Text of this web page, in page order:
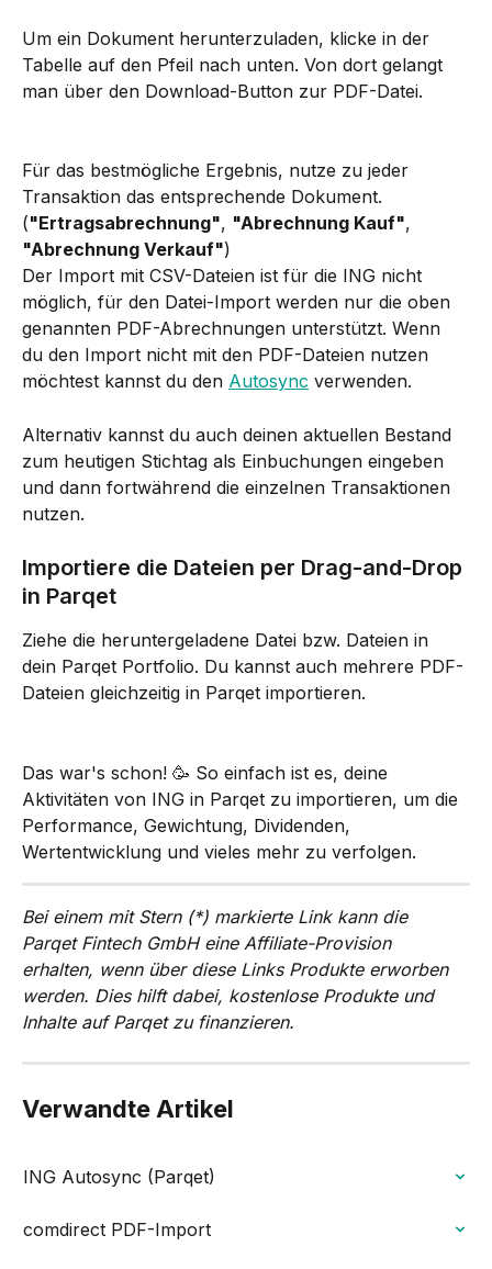
Um ein Dokument herunterzuladen, klicke in der
Tabelle auf den Pfeil nach unten. Von dort gelangt
man über den Download-Button zur PDF-Datei.
Für das bestmögliche Ergebnis, nutze zu jeder
Transaktion das entsprechende Dokument.
("Ertragsabrechnung", "Abrechnung Kauf",
"Abrechnung Verkauf")
Der Import mit CSV-Dateien ist für die ING nicht
möglich, für den Datei-Import werden nur die oben
genannten PDF-Abrechnungen unterstützt. Wenn
du den Import nicht mit den PDF-Dateien nutzen
möchtest kannst du den Autosync verwenden.
Alternativ kannst du auch deinen aktuellen Bestand
zum heutigen Stichtag als Einbuchungen eingeben
und dann fortwährend die einzelnen Transaktionen
nutzen.
Importiere die Dateien per Drag-and-Drop
in Parqet
Ziehe die heruntergeladene Datei bzw. Dateien in
dein Parqet Portfolio. Du kannst auch mehrere PDF-
Dateien gleichzeitig in Parqet importieren.
Das war's schon! 🥳 So einfach ist es, deine
Aktivitäten von ING in Parqet zu importieren, um die
Performance, Gewichtung, Dividenden,
Wertentwicklung und vieles mehr zu verfolgen.
Bei einem mit Stern (*) markierte Link kann die
Parqet Fintech GmbH eine Affiliate-Provision
erhalten, wenn über diese Links Produkte erworben
werden. Dies hilft dabei, kostenlose Produkte und
Inhalte auf Parqet zu finanzieren.
Verwandte Artikel
ING Autosync (Parqet)
comdirect PDF-Import